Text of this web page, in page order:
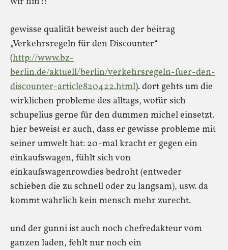
gewisse qualität beweist auch der beitrag
„Verkehrsregeln für den Discounter“
(http://www.bz-
berlin.de/aktuell/berlin/verkehrsregeln-fuer-den-
discounter-article820422.html). dort gehts um die
wirklichen probleme des alltags, wofür sich
schupelius gerne für den dummen michel einsetzt.
hier beweist er auch, dass er gewisse probleme mit
seiner umwelt hat: 20-mal kracht er gegen ein
einkaufswagen, fühlt sich von
einkaufswagenrowdies bedroht (entweder
schieben die zu schnell oder zu langsam), usw. da
kommt wahrlich kein mensch mehr zurecht.
und der gunni ist auch noch chefredakteur vom
ganzen laden, fehlt nur noch ein